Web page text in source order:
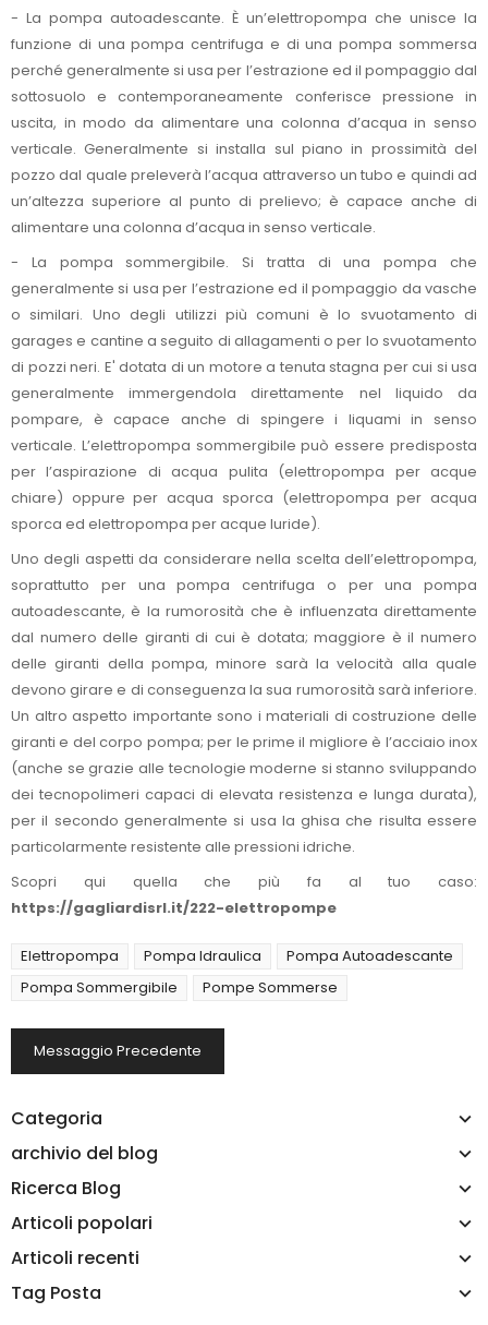
- La pompa autoadescante. È un’elettropompa che unisce la
funzione di una pompa centrifuga e di una pompa sommersa
perché generalmente si usa per l’estrazione ed il pompaggio dal
sottosuolo e contemporaneamente conferisce pressione in
uscita, in modo da alimentare una colonna d’acqua in senso
verticale. Generalmente si installa sul piano in prossimità del
pozzo dal quale preleverà l’acqua attraverso un tubo e quindi ad
un’altezza superiore al punto di prelievo; è capace anche di
alimentare una colonna d’acqua in senso verticale.
- La pompa sommergibile. Si tratta di una pompa che
generalmente si usa per l’estrazione ed il pompaggio da vasche
o similari. Uno degli utilizzi più comuni è lo svuotamento di
garages e cantine a seguito di allagamenti o per lo svuotamento
di pozzi neri. E' dotata di un motore a tenuta stagna per cui si usa
generalmente immergendola direttamente nel liquido da
pompare, è capace anche di spingere i liquami in senso
verticale. L’elettropompa sommergibile può essere predisposta
per l’aspirazione di acqua pulita (elettropompa per acque
chiare) oppure per acqua sporca (elettropompa per acqua
sporca ed elettropompa per acque luride).
Uno degli aspetti da considerare nella scelta dell’elettropompa,
soprattutto per una pompa centrifuga o per una pompa
autoadescante, è la rumorosità che è influenzata direttamente
dal numero delle giranti di cui è dotata; maggiore è il numero
delle giranti della pompa, minore sarà la velocità alla quale
devono girare e di conseguenza la sua rumorosità sarà inferiore.
Un altro aspetto importante sono i materiali di costruzione delle
giranti e del corpo pompa; per le prime il migliore è l’acciaio inox
(anche se grazie alle tecnologie moderne si stanno sviluppando
dei tecnopolimeri capaci di elevata resistenza e lunga durata),
per il secondo generalmente si usa la ghisa che risulta essere
particolarmente resistente alle pressioni idriche.
Scopri qui quella che più fa al tuo caso:
https://gagliardisrl.it/222-elettropompe
Elettropompa Pompa Idraulica
Pompa Autoadescante
Pompa Sommergibile
Pompe Sommerse
Messaggio Precedente
Categoria
archivio del blog
Ricerca Blog
Articoli popolari
Articoli recenti
Tag Posta